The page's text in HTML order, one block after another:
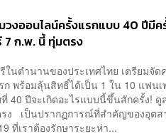
วงออนไลน์ครั้งแรกแบบ 40 ปีมี
7 ก.พ. นี้ ทุ่มตรง
ในตำนานของประเทศไทย เตรียมจัด
พร้อมลุ้นสิทธิ์ได้เป็น 1 ใน 10 แฟน
40 ปีจะเกิดอะไรแบบนี้ขึ้นสักครั้ง! ดู
ง เป็นปรากฏการณ์ที่สำคัญของอุตส
ที่เราต้องรักษาระยะห่า...